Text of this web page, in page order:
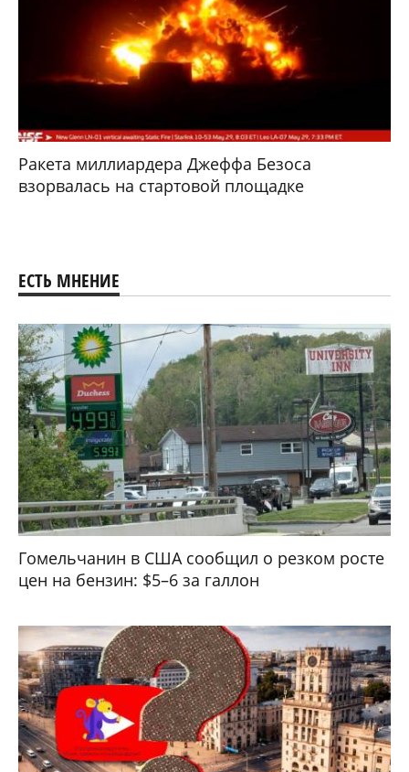
Ракета миллиардера Джеффа Безоса
взорвалась на стартовой площадке
ЕСТЬ МНЕНИЕ
Гомельчанин в США сообщил о резком росте
цен на бензин: $5–6 за галлон